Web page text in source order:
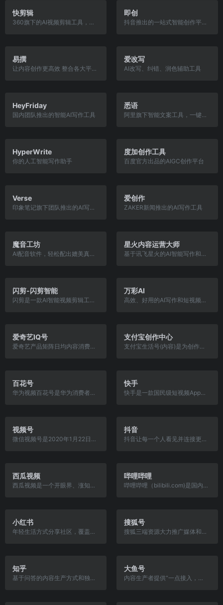
快剪辑
360旗下的AI视频剪辑工具，视频原声翻译 文本剪视频 智能去字幕 智能去水印 智能抠像 视频截取 视频拼接 视频打码 视频提取音频 视频压缩
即创
抖音推出的一站式智能创作平台，支持视频、图文和直播创作
易撰
让内容创作更高效 整合各大平台数据，为您打造文章、视频、话题、热榜等全方位素材库 同时提供文章质量检测，爆文数据分析，助您高效运营新媒体
爱改写
AI改写、纠错、润色辅助工具
HeyFriday
国内团队推出的智能AI写作工具
悉语
阿里旗下智能文案工具，一键生成电商营销文案
HyperWrite
你的人工智能写作助手
度加创作工具
百度官方出品的AIGC创作平台
Verse
印象笔记旗下团队推出的AI写作和文档工具
爱创作
ZAKER新闻推出的AI写作工具
魔音工坊
AI配音软件，轻松配出媲美真人的声音
星火内容运营大师
基于讯飞星火的AI智能写作和内容运营工具
闪剪-闪剪智能
闪剪是一款AI智能视频剪辑工具，可以快速将图片、文章、直播等内容通过分身数字人、AI智能剪辑等技术自动生成视频。并提供丰富的视频模板、AI配音员等素材。
万彩AI
高效、好用的AI写作和短视频创作平台，大V博主都在用 一键生成令人拍案叫绝的原创内容，大幅提高你的工作效率
爱奇艺IQ号
爱奇艺产品矩阵日均内容消费过亿，涵盖泛娱乐、兴趣垂类、专业领域等全方位的内容场景，平台算法精确匹配消费人群，在七大终端智能分发。
支付宝创作中心
支付宝生活号(内容)是为创作者提供的内容服务平台,致力于帮助创作者高效触达用户, 获取更多的曝光与关注
百花号
华为视频百花号是华为消费者BG统一的视频内容开放合作平台，服务于内容创作者，一点接入，华为多终端，全场景，全渠道分发，帮助合作伙伴提升品牌影响力和商业变现能力，共同建立高品质、正能量的内容生态。
快手
快手是一款国民级短视频App。在快手,了解真实的世界,认识有趣的人,也可以记录真实而有趣的自己。快手,拥抱每一种生活。
视频号
微信视频号是2020年1月22日腾讯公司官微正式宣布开启内测的平台。微信视频号不同于订阅号、服务号，它是一个全新的内容记录与创作平台，也是一个了解他人、了解世界的窗口。
抖音
抖音让每一个人看见并连接更大的世界。鼓励表达、沟通和记录，激发创造，丰富人们的精神世界，让现实生活更美好。 抖音
西瓜视频
西瓜视频是一个开眼界、涨知识的视频 App,作为国内领先的中视频平台,它源源不断地为不同人群提供优质内容,让人们看到更丰富和有深度的世界,收获轻松的获得感,点亮对生活的好奇心。
哔哩哔哩
哔哩哔哩（bilibili.com)是国内知名的视频弹幕网站，这里有及时的动漫新番，活跃的ACG氛围，有创意的Up主。大家可以在这里找到许多欢乐。
小红书
年轻生活方式分享社区，覆盖时尚、护肤、彩妆等各个生活领域。
搜狐号
搜狐三端资源大力推广媒体和自媒体优质内容的平台。
知乎
基于问答的内容生产方式和独特的社区机制，连接各行各业的用户。
大鱼号
内容生产者提供“一点接入，多点分发，多重收益”的整合服务。